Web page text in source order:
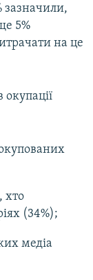
зазначили,
5%
на це
хто
(34%);
медіа